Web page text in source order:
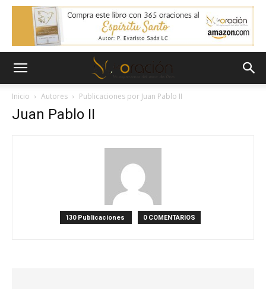
Inicio Autores Publicaciones por Juan Pablo II
Juan Pablo II
130 Publicaciones 0 COMENTARIOS